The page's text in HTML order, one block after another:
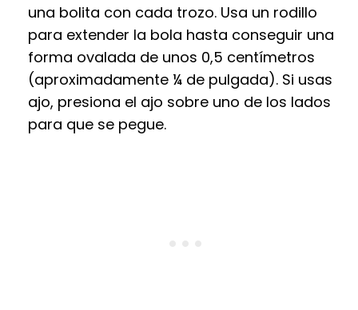
una bolita con cada trozo. Usa un rodillo
para extender la bola hasta conseguir una
forma ovalada de unos 0,5 centímetros
(aproximadamente ¼ de pulgada). Si usas
ajo, presiona el ajo sobre uno de los lados
para que se pegue.